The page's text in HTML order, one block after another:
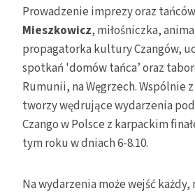
Prowadzenie imprezy oraz
Mieszkowicz, miłośniczka,
propagatorka kultury Czangów,
spotkań 'domów tańca’ oraz
Rumunii, na Węgrzech. Wspólnie
tworzy wędrujące wydarzenia
Czango w Polsce z karpackim
tym roku w dniach 6-8.10.
Na wydarzenia może wejść